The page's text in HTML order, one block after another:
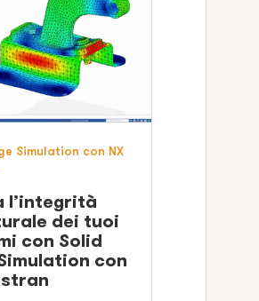
Simulation con NX
l’integrità
dei tuoi
con Solid
con